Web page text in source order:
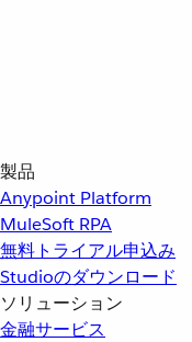
製品
Anypoint Platform
MuleSoft RPA
無料トライアル申込み
Studioのダウンロード
ソリューション
金融サービス